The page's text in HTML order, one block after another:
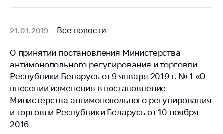
регулирование и
конкуренция
Торговля и услуги
Регулирование и
контроль закупок
Защита прав
потребителей
Регулирование
21.01.2019 Все новости
О принятии постановления Министерства
антимонопольного регулирования и торговли
Республики Беларусь от 9 января 2019 г. № 1 «О
внесении изменения в постановление
Министерства антимонопольного регулирования
и торговли Республики Беларусь от 10 ноября
2016